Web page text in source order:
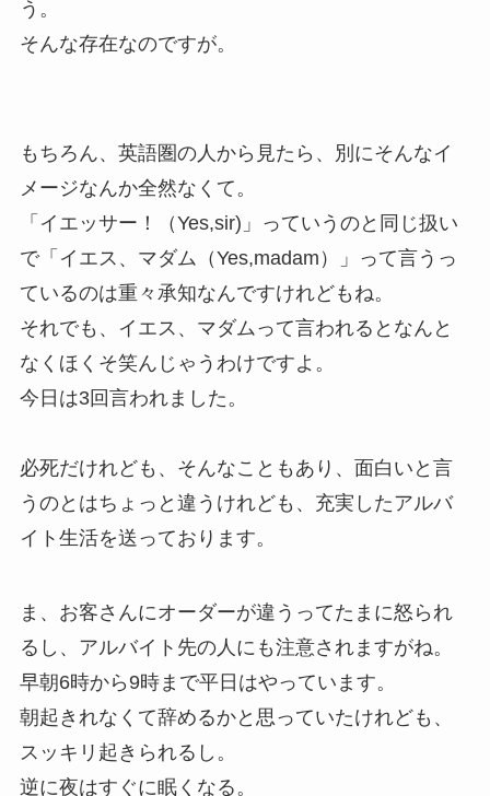
う。
そんな存在なのですが。
もちろん、英語圏の人から見たら、別にそんなイ
メージなんか全然なくて。
「イエッサー！（Yes,sir)」っていうのと同じ扱い
で「イエス、マダム（Yes,madam）」って言うっ
ているのは重々承知なんですけれどもね。
それでも、イエス、マダムって言われるとなんと
なくほくそ笑んじゃうわけですよ。
今日は3回言われました。
必死だけれども、そんなこともあり、面白いと言
うのとはちょっと違うけれども、充実したアルバ
イト生活を送っております。
ま、お客さんにオーダーが違うってたまに怒られ
るし、アルバイト先の人にも注意されますがね。
早朝6時から9時まで平日はやっています。
朝起きれなくて辞めるかと思っていたけれども、
スッキリ起きられるし。
逆に夜はすぐに眠くなる。